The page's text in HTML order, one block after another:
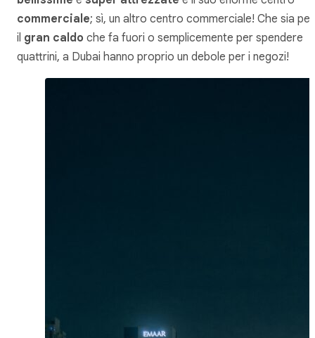
commerciale; sì, un altro centro commerciale! Che sia per
il gran caldo che fa fuori o semplicemente per spendere
quattrini, a Dubai hanno proprio un debole per i negozi!